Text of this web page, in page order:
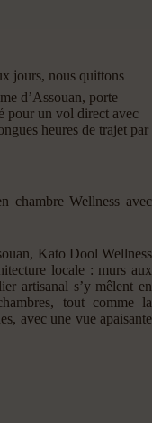
jours, nous quittons
d’Assouan, porte
pour un vol direct avec
heures de trajet par
chambre Wellness avec
Kato Dool Wellness
locale : murs aux
artisanal s’y mêlent en
tout comme la
avec une vue apaisante